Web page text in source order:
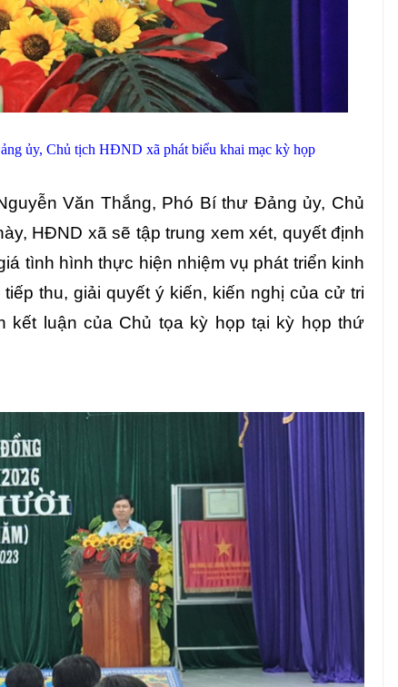
ủy, Chủ tịch HĐND xã phát biểu khai mạc kỳ họp
Văn Thắng, Phó Bí thư Đảng ủy, Chủ
HĐND xã sẽ tập trung xem xét, quyết định
tình hình thực hiện nhiệm vụ phát triển kinh
thu, giải quyết ý kiến, kiến nghị của cử tri
luận của Chủ tọa kỳ họp tại kỳ họp thứ